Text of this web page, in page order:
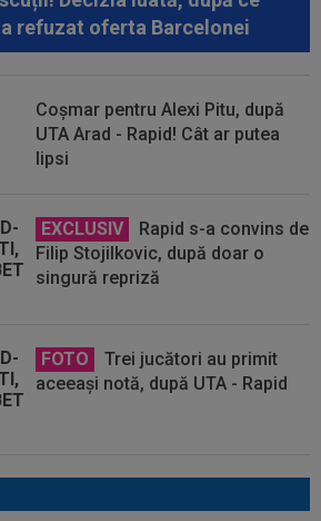
refuzat oferta Barcelonei
Coșmar pentru Alexi Pitu, după
UTA Arad - Rapid! Cât ar putea
lipsi
EXCLUSIV
Rapid s-a convins de
Filip Stojilkovic, după doar o
singură repriză
FOTO
Trei jucători au primit
aceeași notă, după UTA - Rapid